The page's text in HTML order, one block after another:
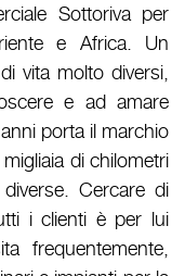
Sottoriva per
e Africa. Un
vita molto diversi,
e ad amare
porta il marchio
di chilometri
Cercare di
i clienti è per lui
frequentemente,